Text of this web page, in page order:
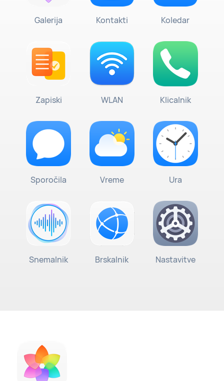
Galerija Kontakti Koledar
Zapiski WLAN Klicalnik
Sporočila Vreme Ura
Snemalnik Brskalnik Nastavitve